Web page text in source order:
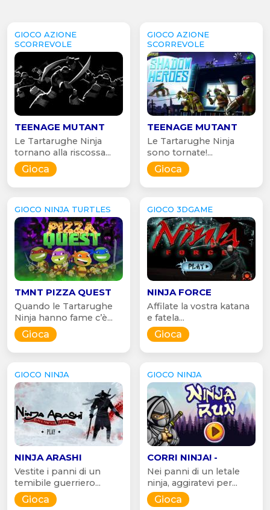
GIOCO AZIONE
SCORREVOLE
TEENAGE MUTANT
Le Tartarughe Ninja
tornano alla riscossa...
Gioca
GIOCO AZIONE
SCORREVOLE
TEENAGE MUTANT
Le Tartarughe Ninja
sono tornate!...
Gioca
GIOCO NINJA TURTLES
TMNT PIZZA QUEST
Quando le Tartarughe
Ninja hanno fame c’è...
Gioca
GIOCO 3DGAME
NINJA FORCE
Affilate la vostra katana
e fatela...
Gioca
GIOCO NINJA
NINJA ARASHI
Vestite i panni di un
temibile guerriero...
Gioca
GIOCO NINJA
CORRI NINJA! -
Nei panni di un letale
ninja, aggiratevi per...
Gioca